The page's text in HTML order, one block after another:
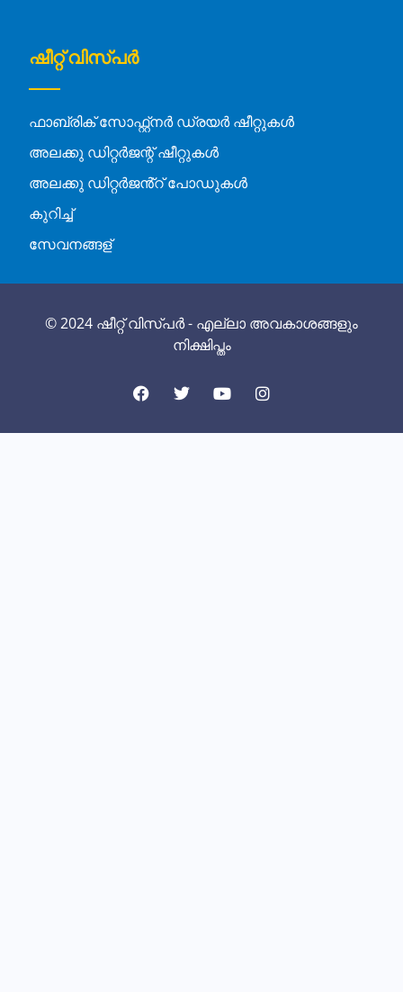
ഷീറ്റ് വിസ്പർ
ഫാബ്രിക് സോഫ്റ്റ്നർ ഡ്രയർ ഷീറ്റുകൾ
അലക്കു ഡിറ്റർജന്റ് ഷീറ്റുകൾ
അലക്കു ഡിറ്റർജൻ്റ് പോഡുകൾ
കുറിച്ച്
സേവനങ്ങള്
© 2024 ഷീറ്റ് വിസ്പർ - എല്ലാ അവകാശങ്ങളും
നിക്ഷിപ്തം